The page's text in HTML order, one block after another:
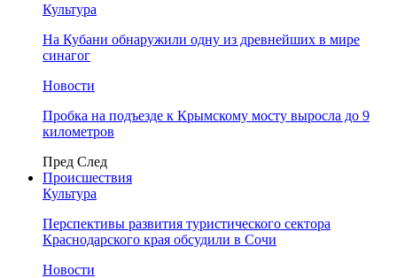
Культура
На Кубани обнаружили одну из древнейших в мире
синагог
Новости
Пробка на подъезде к Крымскому мосту выросла до 9
километров
Пред След
Происшествия
Культура
Перспективы развития туристического сектора
Краснодарского края обсудили в Сочи
Новости